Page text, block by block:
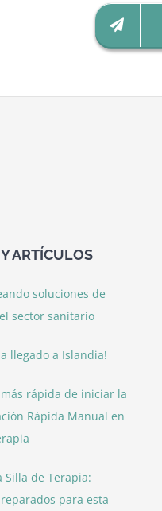
ARTÍCULOS
soluciones de
sector sanitario
llegado a Islandia!
rápida de iniciar la
Rápida Manual en
Silla de Terapia:
para esta